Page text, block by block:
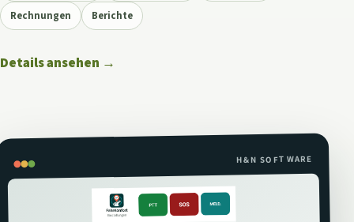
Rechnungen Berichte
Details ansehen →
H&N SOFTWARE